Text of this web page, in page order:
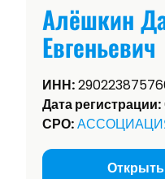
Алёшкин
Евгеньевич
ИНН:
Дата регистрации:
СРО: